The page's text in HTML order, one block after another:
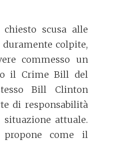
scusa alle
colpite,
commesso un
il Crime Bill del
Bill Clinton
di responsabilità
attuale.
come il